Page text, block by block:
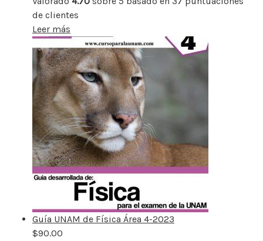
de clientes
Leer más
Guía UNAM de Física Área 4-2023
$90.00